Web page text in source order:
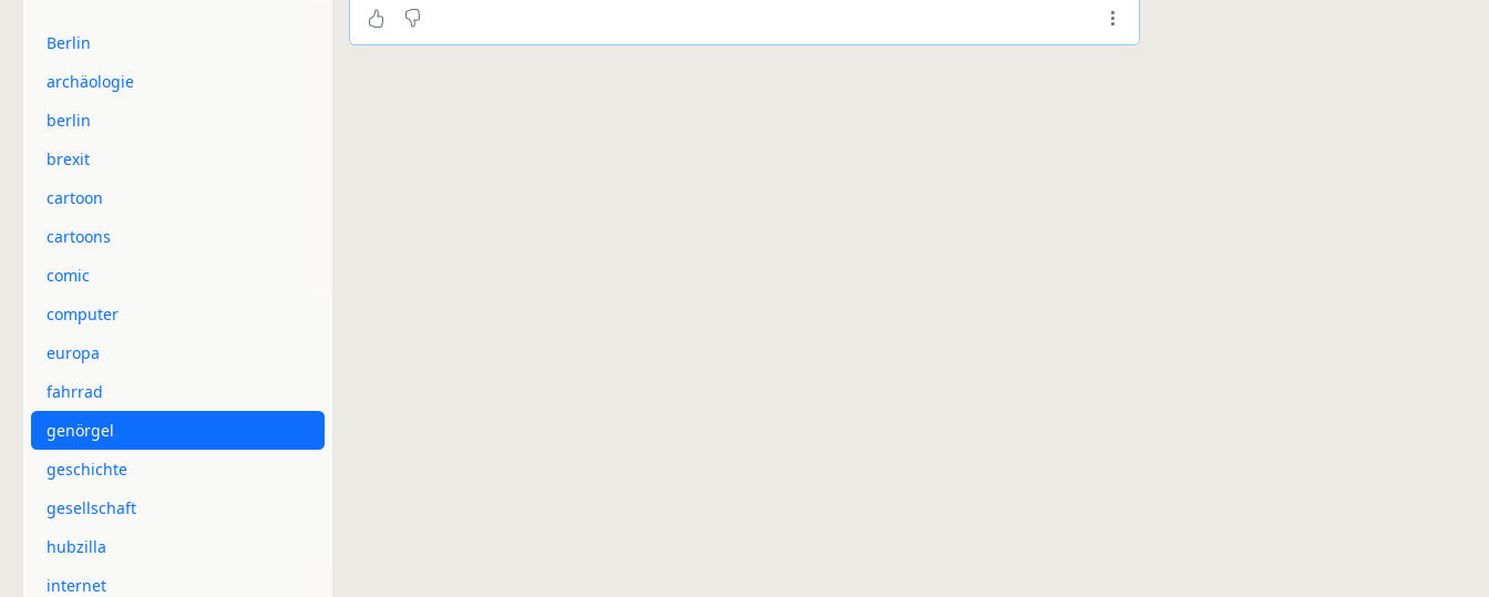
Berlin
archäologie
berlin
brexit
cartoon
cartoons
comic
computer
europa
fahrrad
genörgel
geschichte
gesellschaft
hubzilla
internet